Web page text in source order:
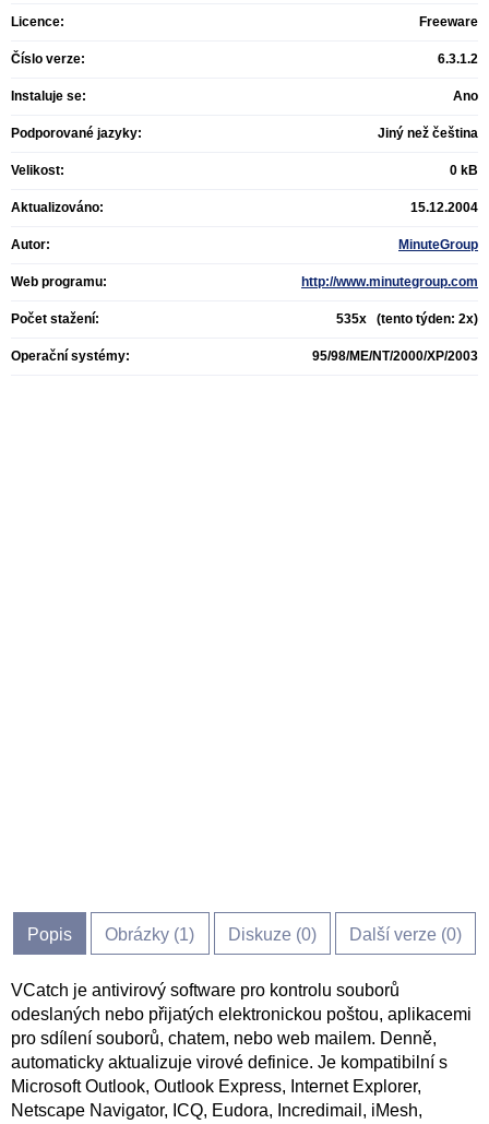
Licence: Freeware
Číslo verze: 6.3.1.2
Instaluje se: Ano
Podporované jazyky: Jiný než čeština
Velikost: 0 kB
Aktualizováno: 15.12.2004
Autor: MinuteGroup
Web programu: http://www.minutegroup.com
Počet stažení: 535x (tento týden: 2x)
Operační systémy: 95/98/ME/NT/2000/XP/2003
Popis Obrázky (1) Diskuze (0) Další verze (0)
VCatch je antivirový software pro kontrolu souborů
odeslaných nebo přijatých elektronickou poštou, aplikacemi
pro sdílení souborů, chatem, nebo web mailem. Denně,
automaticky aktualizuje virové definice. Je kompatibilní s
Microsoft Outlook, Outlook Express, Internet Explorer,
Netscape Navigator, ICQ, Eudora, Incredimail, iMesh,